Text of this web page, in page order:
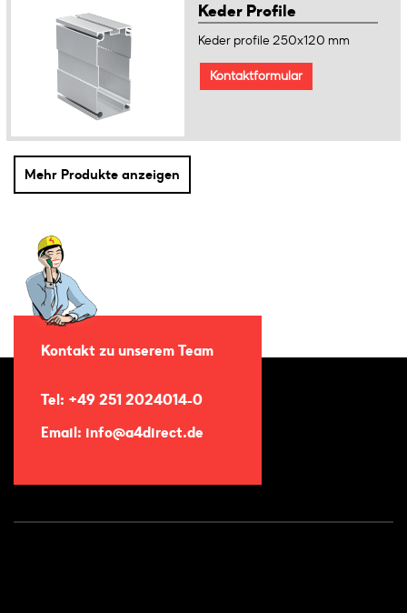
Keder Profile
Keder profile 250x120 mm
Kontaktformular
Mehr Produkte anzeigen
Kontakt zu unserem Team
Tel: +49 251 2024014-0
Email: info@a4direct.de